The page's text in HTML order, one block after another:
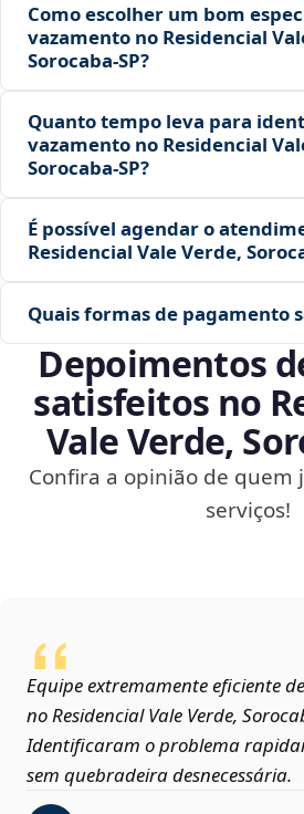
Como escolher um bom
vazamento no Residencial
Sorocaba‑SP?
Quanto tempo leva para
vazamento no Residencial
Sorocaba‑SP?
É possível agendar o
Residencial Vale Verde,
Quais formas de pagamento
Depoimentos
satisfeitos no
Vale Verde,
Confira a opinião de quem
serviços!
Equipe extremamente eficiente
no Residencial Vale Verde,
Identificaram o problema
sem quebradeira desnecessária.